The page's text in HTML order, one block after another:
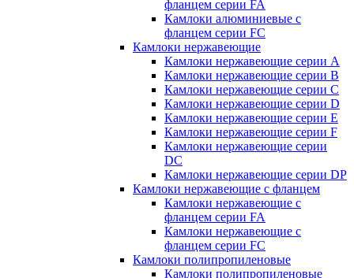
фланцем серии FA
Камлоки алюминиевые с
фланцем серии FC
Камлоки нержавеющие
Камлоки нержавеющие серии А
Камлоки нержавеющие серии В
Камлоки нержавеющие серии C
Камлоки нержавеющие серии D
Камлоки нержавеющие серии E
Камлоки нержавеющие серии F
Камлоки нержавеющие серии
DC
Камлоки нержавеющие серии DP
Камлоки нержавеющие с фланцем
Камлоки нержавеющие с
фланцем серии FA
Камлоки нержавеющие с
фланцем серии FC
Камлоки полипропиленовые
Камлоки полипропиленовые